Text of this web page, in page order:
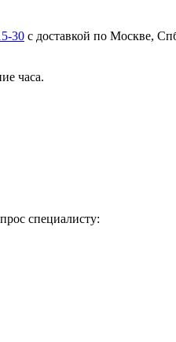
30 с доставкой по Москве,
часа.
специалисту: